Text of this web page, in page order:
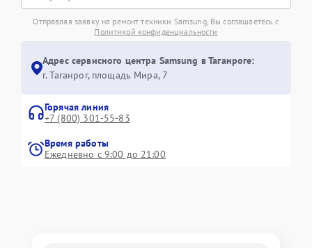
Отправляя заявку на ремонт техники Samsung, Вы соглашаетесь с
Политикой конфиденциальности
Адрес сервисного центра Samsung в Таганроге:
г. Таганрог, площадь Мира, 7
Горячая линия
+7 (800) 301-55-83
Время работы
Ежедневно с 9:00 до 21:00